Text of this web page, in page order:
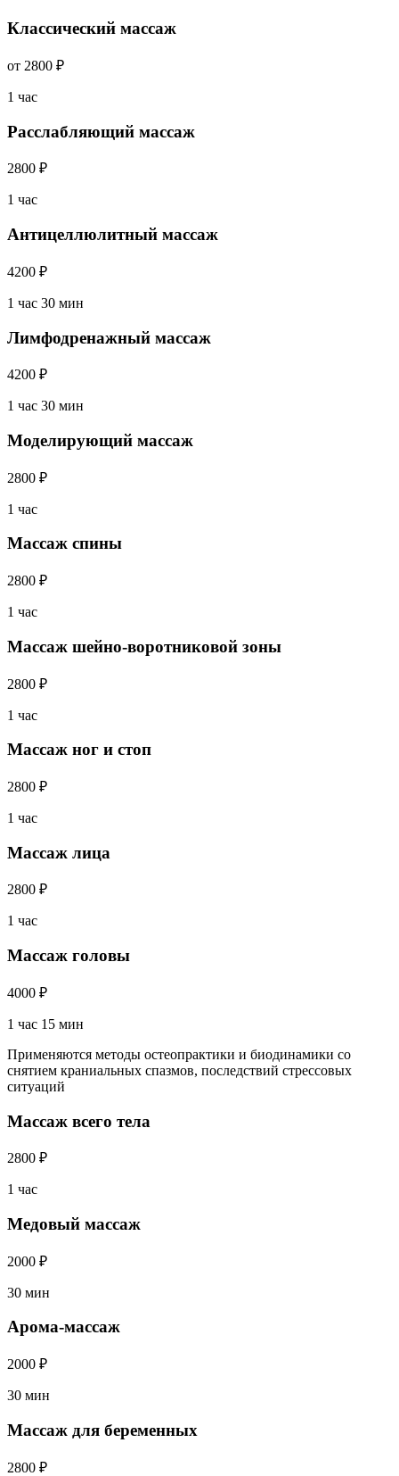
Классический массаж
от 2800 ₽
1 час
Расслабляющий массаж
2800 ₽
1 час
Антицеллюлитный массаж
4200 ₽
1 час 30 мин
Лимфодренажный массаж
4200 ₽
1 час 30 мин
Моделирующий массаж
2800 ₽
1 час
Массаж спины
2800 ₽
1 час
Массаж шейно-воротниковой зоны
2800 ₽
1 час
Массаж ног и стоп
2800 ₽
1 час
Массаж лица
2800 ₽
1 час
Массаж головы
4000 ₽
1 час 15 мин
Применяются методы остеопрактики и биодинамики со
снятием краниальных спазмов, последствий стрессовых
ситуаций
Массаж всего тела
2800 ₽
1 час
Медовый массаж
2000 ₽
30 мин
Арома-массаж
2000 ₽
30 мин
Массаж для беременных
2800 ₽